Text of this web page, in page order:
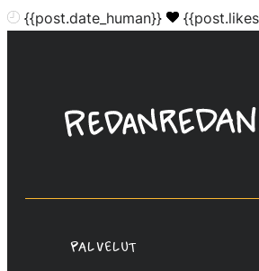
{{post.date_human}}
Linda
Saukko-
Oy
Palvelut